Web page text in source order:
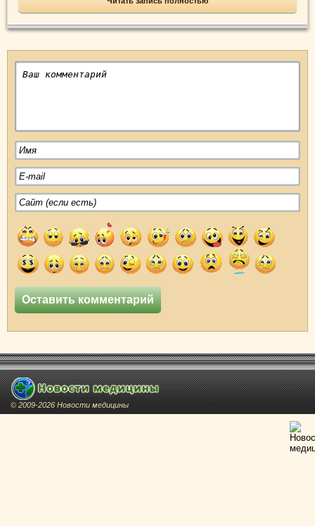
© 2009-2026 Новости медицины